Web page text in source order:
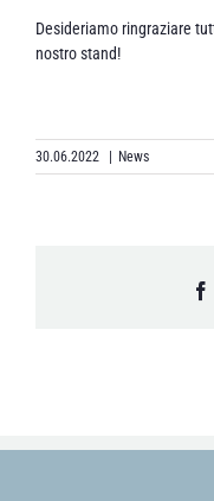
Desideriamo ringraziare
nostro stand!
30.06.2022 | News